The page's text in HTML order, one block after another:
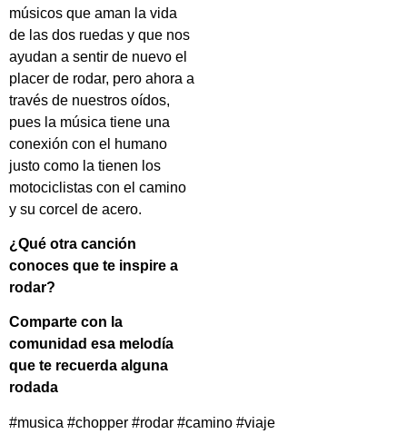
músicos que aman la vida
de las dos ruedas y que nos
ayudan a sentir de nuevo el
placer de rodar, pero ahora a
través de nuestros oídos,
pues la música tiene una
conexión con el humano
justo como la tienen los
motociclistas con el camino
y su corcel de acero.
¿Qué otra canción
conoces que te inspire a
rodar?
Comparte con la
comunidad esa melodía
que te recuerda alguna
rodada
#musica #chopper #rodar #camino #viaje